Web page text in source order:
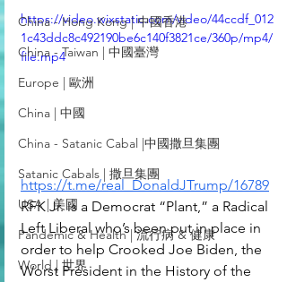
China - Hong Kong | 中國香港
China - Taiwan | 中國臺灣
Europe | 歐洲
China | 中國
China - Satanic Cabal |中國撒旦集團
Satanic Cabals | 撒旦集團
USA | 美國
Pandemic & Health | 流行病 & 健康
World | 世界
https://video.wixstatic.com/video/44ccdf_012
1c43ddc8c492190be6c140f3821ce/360p/mp4/
file.mp4
https://t.me/real_DonaldJTrump/16789
RFK Jr. is a Democrat “Plant,” a Radical
Left Liberal who’s been put in place in
order to help Crooked Joe Biden, the
Worst President in the History of the